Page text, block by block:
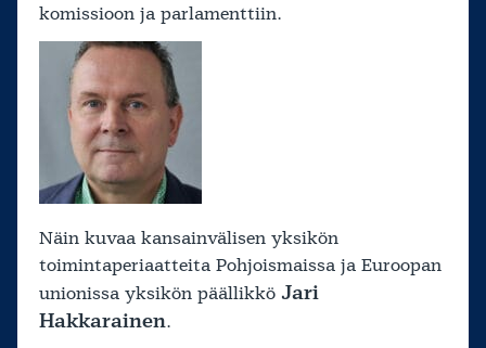
komissioon ja parlamenttiin.
Näin kuvaa kansainvälisen yksikön
toimintaperiaatteita Pohjoismaissa ja Euroopan
unionissa yksikön päällikkö Jari
Hakkarainen.